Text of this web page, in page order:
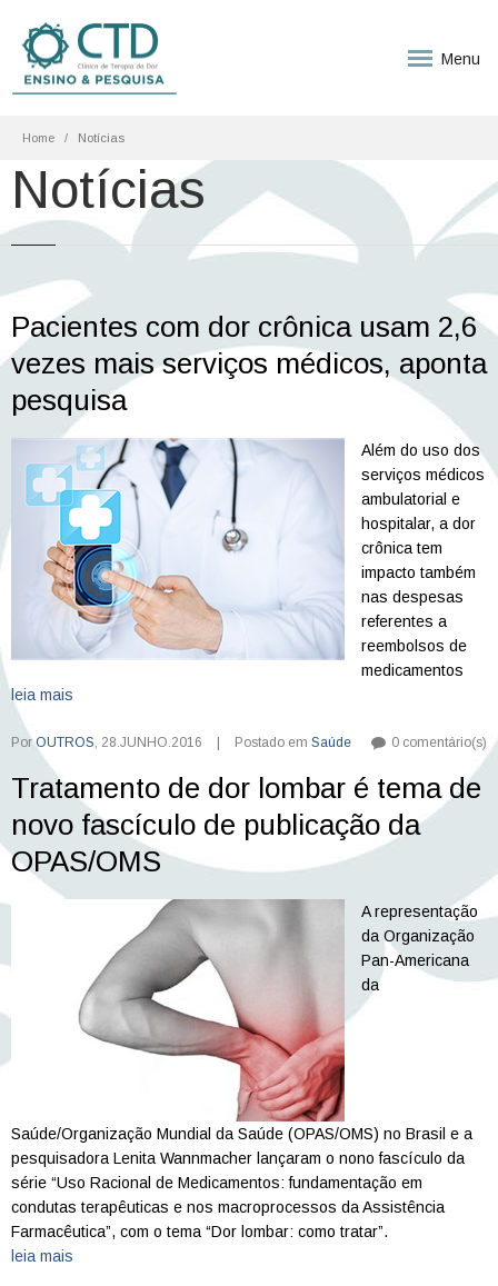
Menu
Home Notícias
Notícias
Pacientes com dor crônica usam 2,6
vezes mais serviços médicos, aponta
pesquisa
Além do uso dos
serviços médicos
ambulatorial e
hospitalar, a dor
crônica tem
impacto também
nas despesas
referentes a
reembolsos de
medicamentos
leia mais
PorOUTROS, 28.JUNHO.2016 Postado em Saúde 0 comentário(s)
Tratamento de dor lombar é tema de
novo fascículo de publicação da
OPAS/OMS
A representação
da Organização
Pan-Americana
da
Saúde/Organização Mundial da Saúde (OPAS/OMS) no Brasil e a
pesquisadora Lenita Wannmacher lançaram o nono fascículo da
série “Uso Racional de Medicamentos: fundamentação em
condutas terapêuticas e nos macroprocessos da Assistência
Farmacêutica”, com o tema “Dor lombar: como tratar”.
leia mais